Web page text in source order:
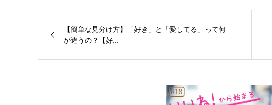
【簡単な見分け方】「好き」と「愛してる」って何
が違うの？【好...